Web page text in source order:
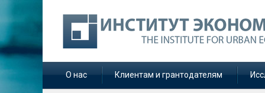
О нас Клиентам и грантодателям